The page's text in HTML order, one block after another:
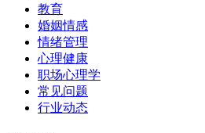
教育
婚姻情感
情绪管理
心理健康
职场心理学
常见问题
行业动态